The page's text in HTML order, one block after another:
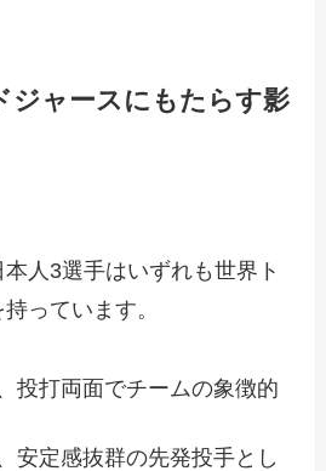
ジャースにもたらす影
本人3選手はいずれも世界ト
っています。
投打両面でチームの象徴的
安定感抜群の先発投手とし